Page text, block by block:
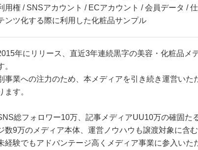
用権 / SNSアカウント / ECアカウント / 会員データ /
ンツ化する際に利用した化粧品サンプル
年にリリース、直近3年連続黒字の美容・化粧品メ
。
事業への注力のため、本メディアを引き続き運営いた
ます。
総フォロワー10万、記事メディアUU10万の確固た
数9万のメディア本体、運営ノウハウも譲渡対象に含む
経験でもアドバンテージ高くメディア事業に参入いた